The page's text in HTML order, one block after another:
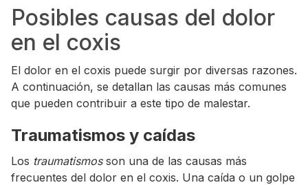
Posibles causas del dolor
en el coxis
El dolor en el coxis puede surgir por diversas razones.
A continuación, se detallan las causas más comunes
que pueden contribuir a este tipo de malestar.
Traumatismos y caídas
Los traumatismosson una de las causas más
frecuentes del dolor en el coxis. Una caída o un golpe